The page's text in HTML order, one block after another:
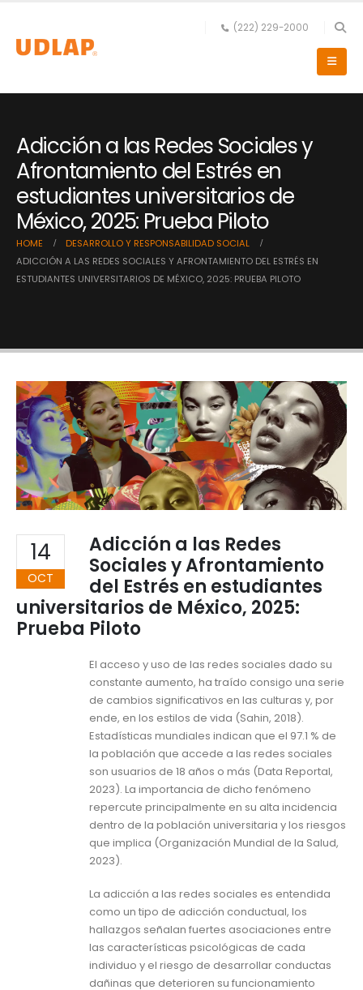
(222) 229-2000
Adicción a las Redes Sociales y
Afrontamiento del Estrés en
estudiantes universitarios de
México, 2025: Prueba Piloto
HOME
DESARROLLO Y RESPONSABILIDAD SOCIAL
ADICCIÓN A LAS REDES SOCIALES Y AFRONTAMIENTO DEL ESTRÉS EN
ESTUDIANTES UNIVERSITARIOS DE MÉXICO, 2025: PRUEBA PILOTO
14
OCT
Adicción a las Redes
Sociales y Afrontamiento
del Estrés en estudiantes
universitarios de México, 2025:
Prueba Piloto
El acceso y uso de las redes sociales dado su
constante aumento, ha traído consigo una serie
de cambios significativos en las culturas y, por
ende, en los estilos de vida (Sahin, 2018).
Estadísticas mundiales indican que el 97.1 % de
la población que accede a las redes sociales
son usuarios de 18 años o más (Data Reportal,
2023). La importancia de dicho fenómeno
repercute principalmente en su alta incidencia
dentro de la población universitaria y los riesgos
que implica (Organización Mundial de la Salud,
2023).
La adicción a las redes sociales es entendida
como un tipo de adicción conductual, los
hallazgos señalan fuertes asociaciones entre
las características psicológicas de cada
individuo y el riesgo de desarrollar conductas
dañinas que deterioren su funcionamiento